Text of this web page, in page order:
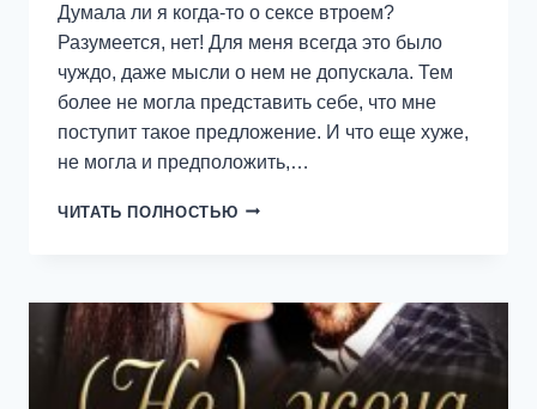
Думала ли я когда-то о сексе втроем?
Разумеется, нет! Для меня всегда это было
чуждо, даже мысли о нем не допускала. Тем
более не могла представить себе, что мне
поступит такое предложение. И что еще хуже,
не могла и предположить,…
ЧИТАТЬ ПОЛНОСТЬЮ МАЖОРЫ